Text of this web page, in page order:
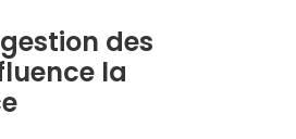
des
la